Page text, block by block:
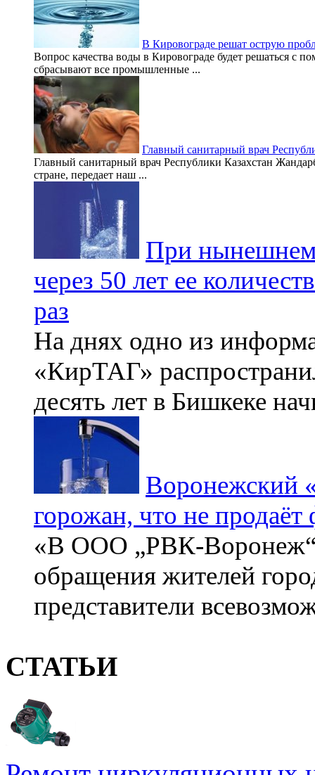
В Кировограде решат острую
Вопрос качества воды в Кировограде будет решаться с
сбрасывают все промышленные ...
Главный санитарный врач
Главный санитарный врач Республики Казахстан
стране, передает наш ...
При нынешнем
через 50 лет ее
раз
На днях одно из
«КирТАГ»
десять лет в Бишкеке
Воронежский
горожан, что не
«В ООО „РВК-Воронеж“
обращения жителей
представители
СТАТЬИ